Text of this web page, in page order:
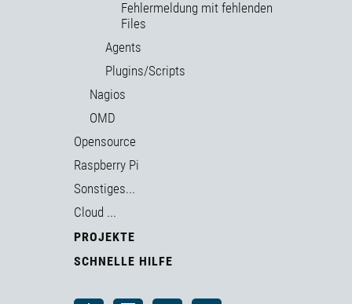
Fehlermeldung mit fehlenden
Files
Agents
Plugins/Scripts
Nagios
OMD
Opensource
Raspberry Pi
Sonstiges...
Cloud ...
PROJEKTE
SCHNELLE HILFE